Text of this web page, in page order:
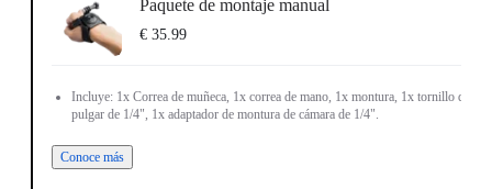
Paquete de montaje manual
€ 35.99
Incluye: 1x Correa de muñeca, 1x correa de mano, 1x montura, 1x tornillo de
pulgar de 1/4", 1x adaptador de montura de cámara de 1/4".
Conoce más